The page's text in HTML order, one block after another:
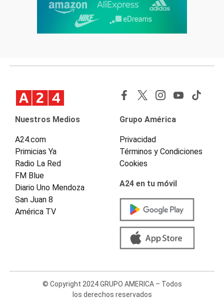
Nuestros Medios
A24.com
Primicias Ya
Radio La Red
FM Blue
Diario Uno Mendoza
San Juan 8
América TV
Grupo América
Privacidad
Términos y Condiciones
Cookies
A24 en tu móvil
© Copyright 2024 GRUPO AMERICA – Todos
los derechos reservados